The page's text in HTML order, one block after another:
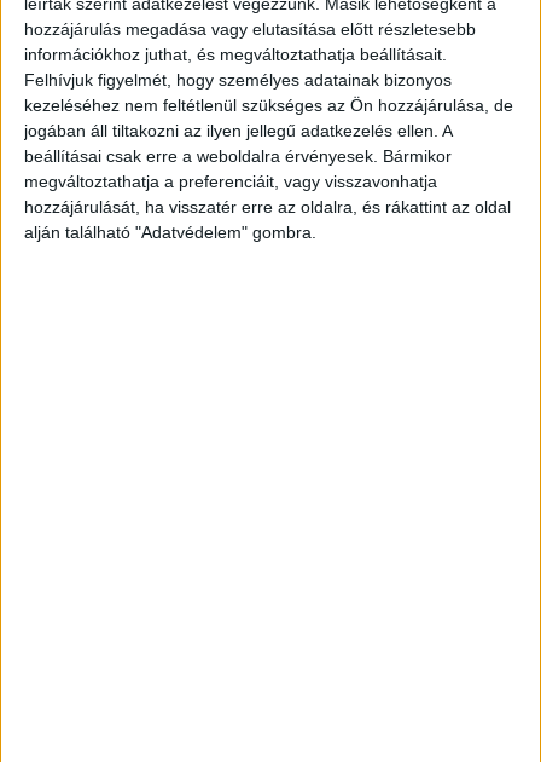
leírtak szerint adatkezelést végezzünk. Másik lehetőségként a
hozzájárulás megadása vagy elutasítása előtt részletesebb
információkhoz juthat, és megváltoztathatja beállításait.
Felhívjuk figyelmét, hogy személyes adatainak bizonyos
kezeléséhez nem feltétlenül szükséges az Ön hozzájárulása, de
jogában áll tiltakozni az ilyen jellegű adatkezelés ellen. A
beállításai csak erre a weboldalra érvényesek. Bármikor
megváltoztathatja a preferenciáit, vagy visszavonhatja
hozzájárulását, ha visszatér erre az oldalra, és rákattint az oldal
alján található "Adatvédelem" gombra.
– Én vagyok az!
– Mi?!
De hát maga nem is az én barátom.
– Hát én is épp ezt próbálom már vagy fél órája
elmagyarázni a dühöngő feleségemnek.